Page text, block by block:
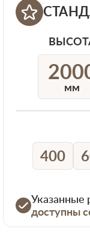
мм
400
Указанные
доступны